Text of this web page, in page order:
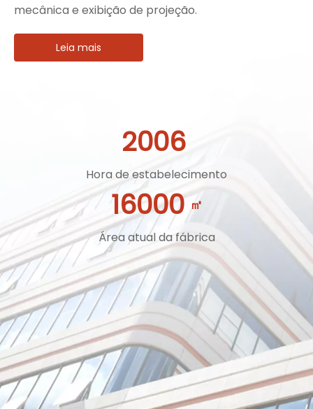
mecânica e exibição de projeção.
Leia mais
2006
Hora de estabelecimento
16000 ㎡
Área atual da fábrica